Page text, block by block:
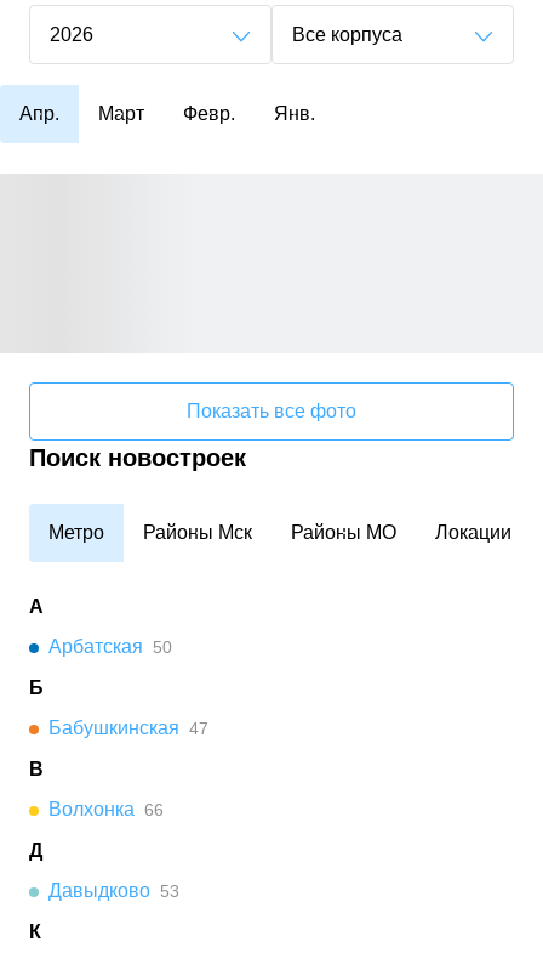
2026 Все корпуса
Апр. Март Февр. Янв.
Показать все фото
Поиск новостроек
Метро Районы Мск Районы МО Локации
А
Арбатская
50
Б
Бабушкинская 47
В
Волхонка 66
Д
Давыдково 53
К